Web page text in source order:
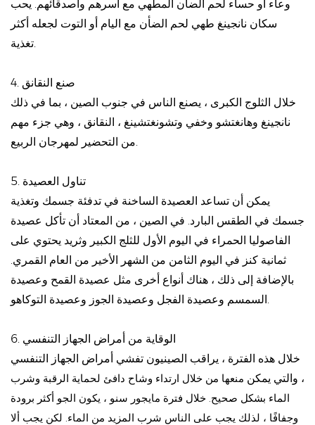
وعاء أو حساء لحم الضأن المطهي مع أسرهم وأصدقائهم. يحب
سكان نانجينغ طهي لحم الضأن مع اليام أو التوت لجعله أكثر
تغذية.
4. صنع النقانق
خلال الثلوج الكبرى ، يصنع الناس في جنوب الصين ، بما في ذلك
نانجينغ وهانغتشو وخفي وتشونغتشينغ ، النقانق ، وهي جزء مهم
من التحضير لمهرجان الربيع.
5. تناول العصيدة
يمكن أن تساعد العصيدة الساخنة في تدفئة جسمك وتغذية
جسمك في الطقس البارد. في الصين ، من المعتاد أن تأكل عصيدة
الفاصوليا الحمراء في اليوم الأول للثلج الكبير وثريد يحتوي على
ثمانية كنز في اليوم الثامن من الشهر الأخير من العام القمري.
بالإضافة إلى ذلك ، هناك أنواع أخرى مثل عصيدة القمح وعصيدة
السمسم وعصيدة الفجل وعصيدة الجوز وعصيدة التوكاهو.
6. الوقاية من أمراض الجهاز التنفسي
خلال هذه الفترة ، يراقب الصينيون تفشي أمراض الجهاز التنفسي
، والتي يمكن منعها من خلال ارتداء وشاح دافئ لحماية الرقبة وشرب
الماء بشكل صحيح. خلال فترة مايجور سنو ، يكون الجو أكثر برودة
وجفافًا ، لذلك يجب على الناس شرب المزيد من الماء. لكن يجب ألا